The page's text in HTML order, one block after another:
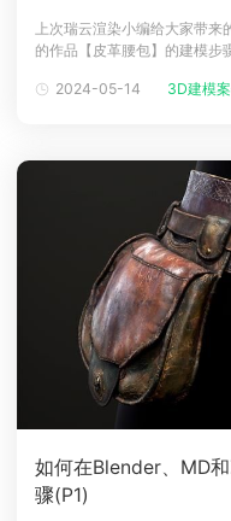
泛CG交流会
泛CG交流会
泛CG交流会
泛CG交流会
泛CG交流会
泛CG交流会
教育优惠
教育优惠
教育优惠
教育优惠
教育优惠
教育优惠
关于我们
下载
上次瑞云渲染小编给大家带
的作品【皮革腰包】的建模步
模型和烘焙有点具有挑战性。
2024-05-14 3D建模
如何在Blender、MD
骤(P1)